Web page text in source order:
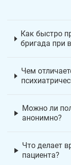
Как быстро
бригада при
Чем
Можно ли
анонимно?
Что делает
пациента?